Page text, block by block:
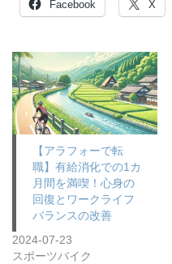
Facebook X
【アラフォーで転
職】有給消化での1カ
月間を満喫！心身の
回復とワークライフ
バランスの改善
2024-07-23
スポーツバイク